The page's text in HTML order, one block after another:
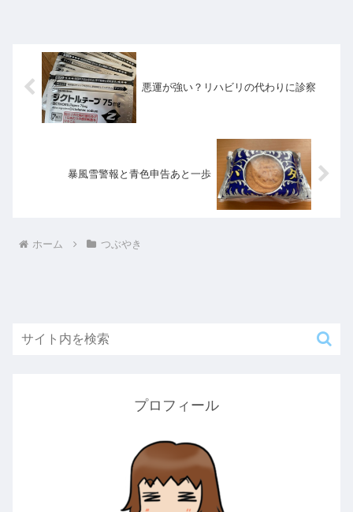
悪運が強い？リハビリの代わりに診察
暴風雪警報と青色申告あと一歩
ホーム つぶやき
プロフィール